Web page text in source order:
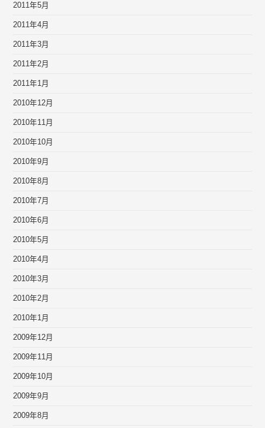
2011年5月
2011年4月
2011年3月
2011年2月
2011年1月
2010年12月
2010年11月
2010年10月
2010年9月
2010年8月
2010年7月
2010年6月
2010年5月
2010年4月
2010年3月
2010年2月
2010年1月
2009年12月
2009年11月
2009年10月
2009年9月
2009年8月